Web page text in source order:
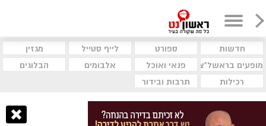
חדשות ספורט לייף סטייל
מגזין
מופעים בראשל"צ
פנאי ואוכל אלבומים
הבלוגים
רכילות
תרבות ובידור